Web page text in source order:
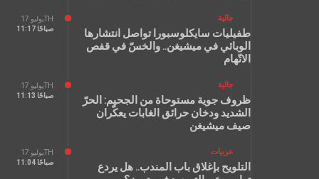
يوليو 17TH
11:17 صباحًا
جالية
طفيليات سايكلوسبورا تواصل انتشارها
الوبائي في ميشيغن.. والخسّ في قفص
الاتّهام
يوليو 17TH
11:13 صباحًا
جالية
ظروف جوية مستوحاة من الجحيم: الحرّ
الشديد ودخان حرائق الغابات يعكّران
صيف ميشيغن
يوليو 17TH
11:04 صباحًا
عربيات
التلويح بإغلاق باب المندب.. هل يردع